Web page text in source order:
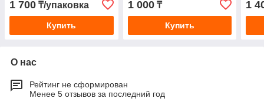
1 700 ₸/упаковка
Купить
1 000₸
Купить
1
О нас
Рейтинг не сформирован
Менее 5 отзывов за последний год